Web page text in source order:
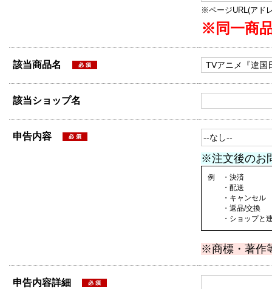
※ページURL(アド
※同一商
該当商品名
該当ショップ名
申告内容
※注文後のお
例 ・決済
・配送
・キャンセル
・返品/交換
・ショップと連
※商標・著作
申告内容詳細